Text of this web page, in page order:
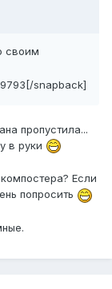
своим
snapback]
пропустила...
в руки
Если
попросить